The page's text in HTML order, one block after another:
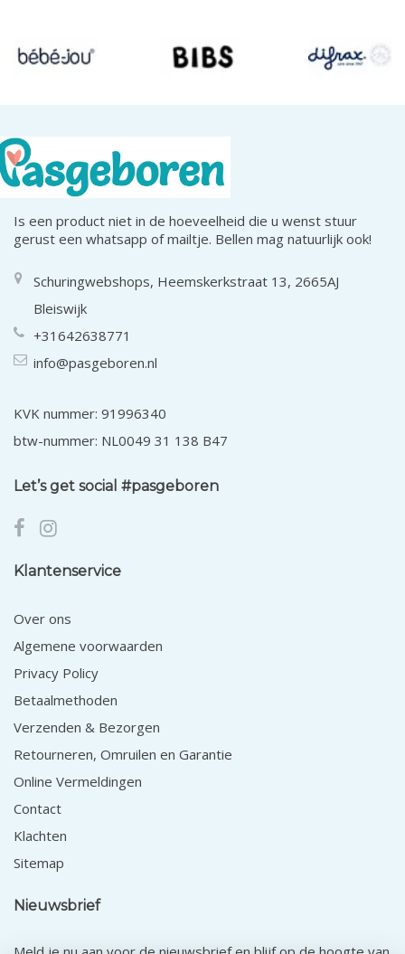
Is een product niet in de hoeveelheid die u wenst stuur
gerust een whatsapp of mailtje. Bellen mag natuurlijk ook!
Schuringwebshops, Heemskerkstraat 13, 2665AJ
Bleiswijk
+31642638771
info@pasgeboren.nl
KVK nummer: 91996340
btw-nummer: NL0049 31 138 B47
Let’s get social #pasgeboren
Klantenservice
Over ons
Algemene voorwaarden
Privacy Policy
Betaalmethoden
Verzenden & Bezorgen
Retourneren, Omruilen en Garantie
Online Vermeldingen
Contact
Klachten
Sitemap
Nieuwsbrief